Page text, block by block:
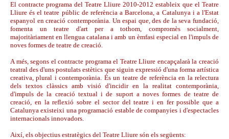
El contracte programa del Teatre Lliure 2010-2012 estableix que el Teatre
Lliure és el teatre públic de referència a Barcelona, a Catalunya i a l'Estat
espanyol en creació contemporània. Un espai que, des de la seva fundació,
fomenta un teatre d'art per a tothom, compromès socialment,
majoritàriament en llengua catalana i amb un èmfasi especial en l'impuls de
noves formes de teatre de creació.
A més, segons el contracte programa el Teatre Lliure encapçalarà la creació
teatral des d'uns postulats estètics que siguin expressió d'una forma artística
creativa, plural i contemporània. És un teatre de referència en la relectura
dels textos clàssics amb visió d'incidir en la realitat contemporània,
d'impuls de la creació textual i de suport a noves formes de teatre de
creació, en la reflexió sobre el sector del teatre i en fer possible que a
Catalunya existeixi una programació estable de companyies i d'espectacles
internacionals innovadors.
Així, els objectius estratègics del Teatre Lliure són els següents: